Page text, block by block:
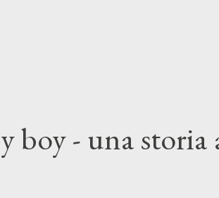
boy - una storia